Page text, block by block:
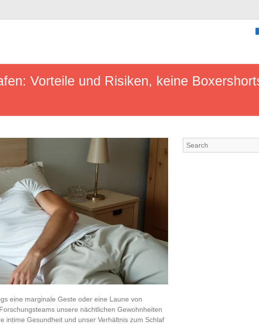
Vorteile und Risiken, keine
eine marginale Geste oder eine Laune von
unsere nächtlichen Gewohnheiten
intime Gesundheit und unser Verhältnis zum Schlaf